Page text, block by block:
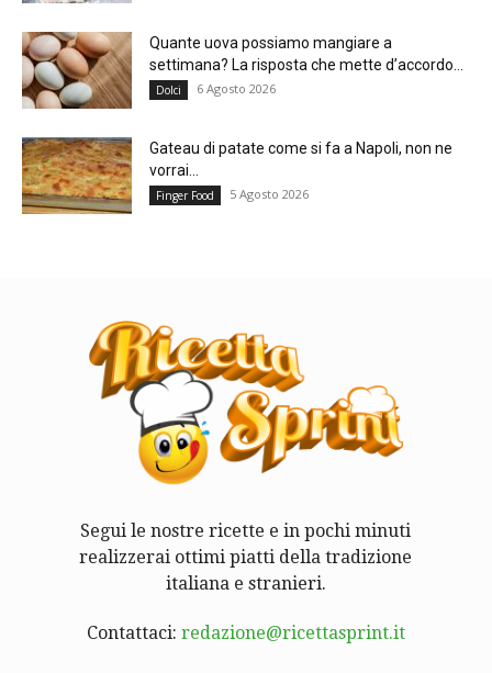
Quante uova possiamo mangiare a
settimana? La risposta che mette d’accordo...
Dolci 6 Agosto 2026
Gateau di patate come si fa a Napoli, non ne
vorrai...
Finger Food 5 Agosto 2026
Segui le nostre ricette e in pochi minuti
realizzerai ottimi piatti della tradizione
italiana e stranieri.
Contattaci: redazione@ricettasprint.it